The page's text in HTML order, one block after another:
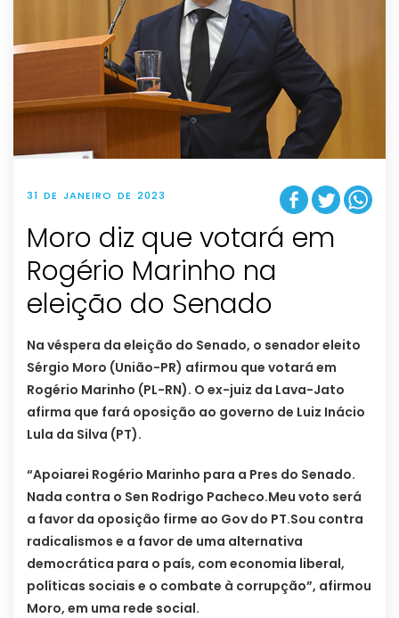
31 DE JANEIRO DE 2023
Moro diz que votará em
Rogério Marinho na
eleição do Senado
Na véspera da eleição do Senado, o senador eleito
Sérgio Moro (União-PR) afirmou que votará em
Rogério Marinho (PL-RN). O ex-juiz da Lava-Jato
afirma que fará oposição ao governo de Luiz Inácio
Lula da Silva (PT).
“Apoiarei Rogério Marinho para a Pres do Senado.
Nada contra o Sen Rodrigo Pacheco.Meu voto será
a favor da oposição firme ao Gov do PT.Sou contra
radicalismos e a favor de uma alternativa
democrática para o país, com economia liberal,
políticas sociais e o combate à corrupção”, afirmou
Moro, em uma rede social.